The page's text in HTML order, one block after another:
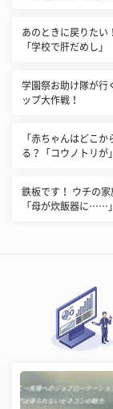
あのときに戻りたい
「学校で肝だめし」
学園祭お助け隊が行
ップ大作戦！
「赤ちゃんはどこ
る？「コウノトリが
鉄板です！ ウチの
「母が炊飯器に……」